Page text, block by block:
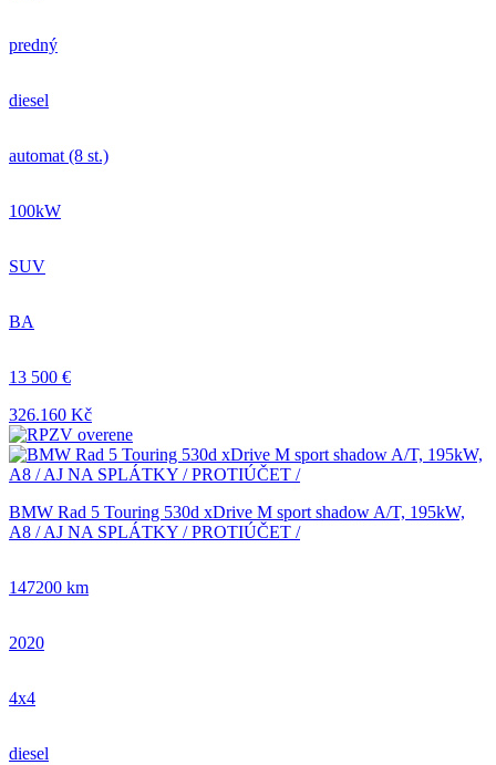
predný
diesel
automat (8 st.)
100kW
SUV
BA
13 500 €
326.160 Kč
BMW Rad 5 Touring 530d xDrive M sport shadow A/T, 195kW,
A8 / AJ NA SPLÁTKY / PROTIÚČET /
147200 km
2020
4x4
diesel